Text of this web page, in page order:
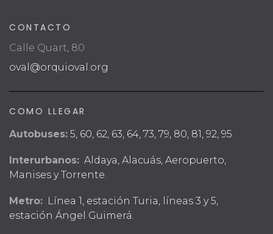
CONTACTO
Calle Quart, 80
oval@orquioval.org
COMO LLEGAR
Autobuses: 5, 60, 62, 63, 64, 73, 79, 80, 81, 92, 95
Interurbanos: Aldaya, Alacuás, Aeropuerto,
Manises y Torrente.
Metro: Línea 1, estación Turia, líneas 3 y 5,
estación Ángel Guimerá.